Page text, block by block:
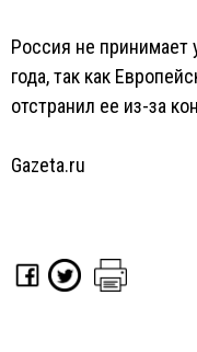
Россия не принимает
года, так как
отстранил ее из-за
Gazeta.ru